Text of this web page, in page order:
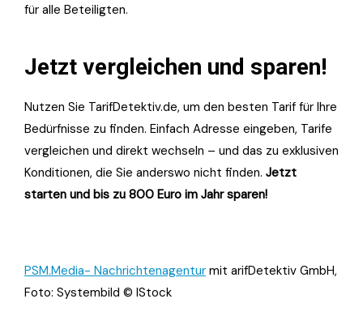
für alle Beteiligten.
Jetzt vergleichen und sparen!
Nutzen Sie TarifDetektiv.de, um den besten Tarif für Ihre
Bedürfnisse zu finden. Einfach Adresse eingeben, Tarife
vergleichen und direkt wechseln – und das zu exklusiven
Konditionen, die Sie anderswo nicht finden. Jetzt
starten und bis zu 800 Euro im Jahr sparen!
PSM.Media- Nachrichtenagentur mit arifDetektiv GmbH,
Foto: Systembild © IStock